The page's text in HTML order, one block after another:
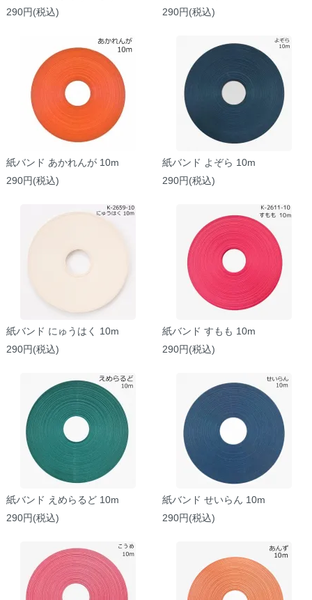
290円(税込)
290円(税込)
紙バンド あかれんが 10m
290円(税込)
紙バンド よぞら 10m
290円(税込)
紙バンド にゅうはく 10m
290円(税込)
紙バンド すもも 10m
290円(税込)
紙バンド えめらるど 10m
290円(税込)
紙バンド せいらん 10m
290円(税込)